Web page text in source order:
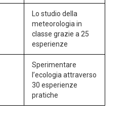
Lo studio della
meteorologia in
classe grazie a 25
esperienze
Sperimentare
l’ecologia attraverso
30 esperienze
pratiche